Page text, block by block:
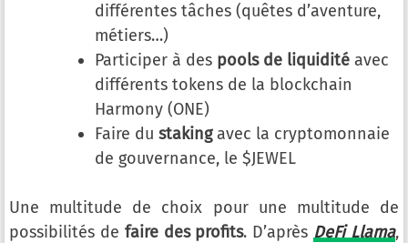
différentes tâches (quêtes d’aventure,
métiers…)
Participer à des pools de liquidité avec
différents tokens de la blockchain
Harmony (ONE)
Faire du stakingavec la cryptomonnaie
de gouvernance, le $JEWEL
Une multitude de choix pour une multitude de
possibilités de faire des profits. D’après DeFi Llama,